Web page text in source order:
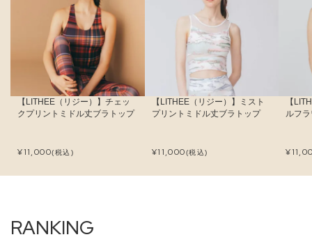
【LITHEE（リジー）】チェッ
クプリントミドル丈ブラトップ
¥11,000(税込)
【LITHEE（リジー）】ミスト
プリントミドル丈ブラトップ
¥11,000(税込)
【
ルフ
¥